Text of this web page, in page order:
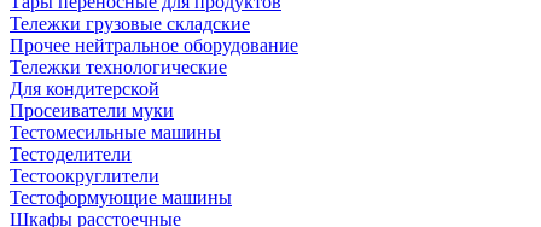
Тележки грузовые складские
Прочее нейтральное оборудование
Тележки технологические
Для кондитерской
Просеиватели муки
Тестомесильные машины
Тестоделители
Тестоокруглители
Тестоформующие машины
Шкафы расстоечные